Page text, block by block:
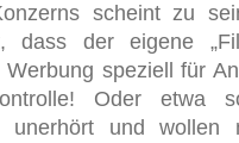
scheint zu
dass der eigene
speziell für
Oder etwa
unerhört und wollen